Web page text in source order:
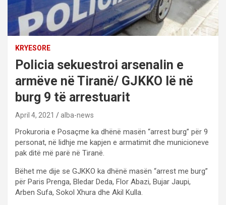
KRYESORE
Policia sekuestroi arsenalin e
armëve në Tiranë/ GJKKO lë në
burg 9 të arrestuarit
April 4, 2021 alba-news
Prokuroria e Posaçme ka dhënë masën “arrest burg” për 9
personat, në lidhje me kapjen e armatimit dhe municioneve
pak ditë më parë në Tiranë.
Bëhet me dije se GJKKO ka dhënë masën “arrest me burg”
për Paris Prenga, Bledar Deda, Flor Abazi, Bujar Jaupi,
Arben Sufa, Sokol Xhura dhe Akil Kulla.